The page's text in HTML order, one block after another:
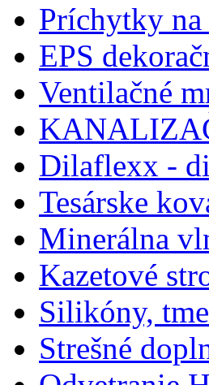
Príchytky
EPS
Ventilačné
Dilaflexx -
Tesárske
Minerálna
Kazetové
Silikóny,
Strešné